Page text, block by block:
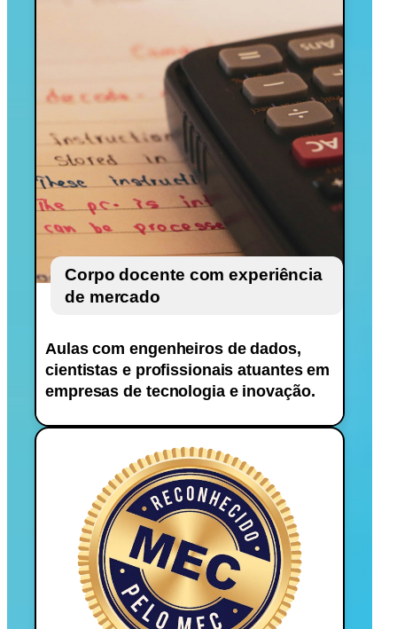
Corpo docente com experiência
de mercado
Aulas com engenheiros de dados,
cientistas e profissionais atuantes em
empresas de tecnologia e inovação.